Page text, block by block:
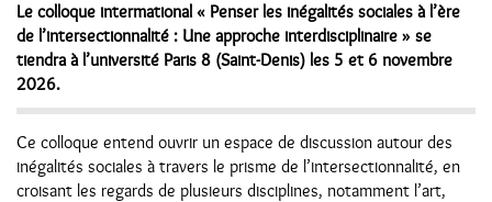
Le colloque intermational « Penser les inégalités sociales à l’ère
de l’intersectionnalité : Une approche interdisciplinaire » se
tiendra à l’université Paris 8 (Saint-Denis) les 5 et 6 novembre
2026.
Ce colloque entend ouvrir un espace de discussion autour des
inégalités sociales à travers le prisme de l’intersectionnalité, en
croisant les regards de plusieurs disciplines, notamment l’art,